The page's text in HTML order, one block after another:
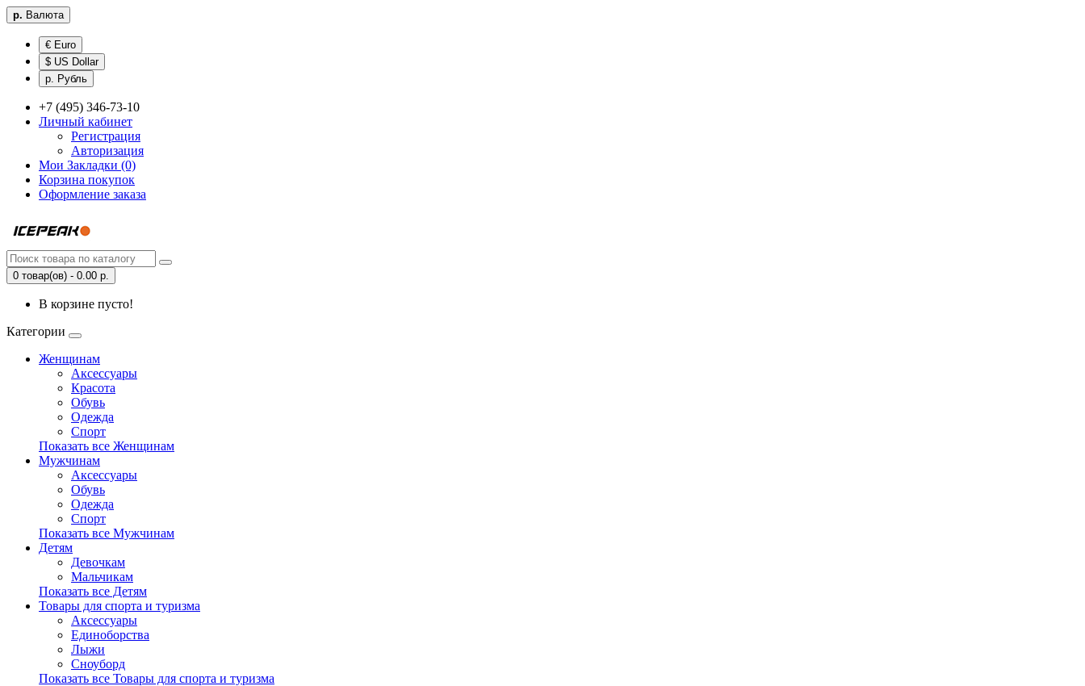
р. Валюта
€ Euro
$ US Dollar
р. Рубль
+7 (495) 346-73-10
Личный кабинет
Регистрация
Авторизация
Мои Закладки (0)
Корзина покупок
Оформление заказа
0 товар(ов) - 0.00 р.
В корзине пусто!
Категории
Женщинам
Аксессуары
Красота
Обувь
Одежда
Спорт
Показать все Женщинам
Мужчинам
Аксессуары
Обувь
Одежда
Спорт
Показать все Мужчинам
Детям
Девочкам
Мальчикам
Показать все Детям
Товары для спорта и туризма
Аксессуары
Единоборства
Лыжи
Сноуборд
Показать все Товары для спорта и туризма